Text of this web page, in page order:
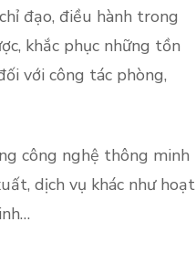
đạo, điều hành trong
khắc phục những tồn
với công tác phòng,
công nghệ thông minh
dịch vụ khác như hoạt